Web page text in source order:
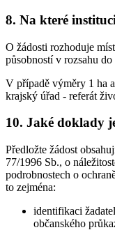
8. Na které
O žádosti rozhoduje
působností v rozsahu
V případě výměry 1 ha
krajský úřad - referát
10. Jaké doklady
Předložte žádost
77/1996 Sb., o
podrobnostech o
to zejména:
identifikaci
občanského